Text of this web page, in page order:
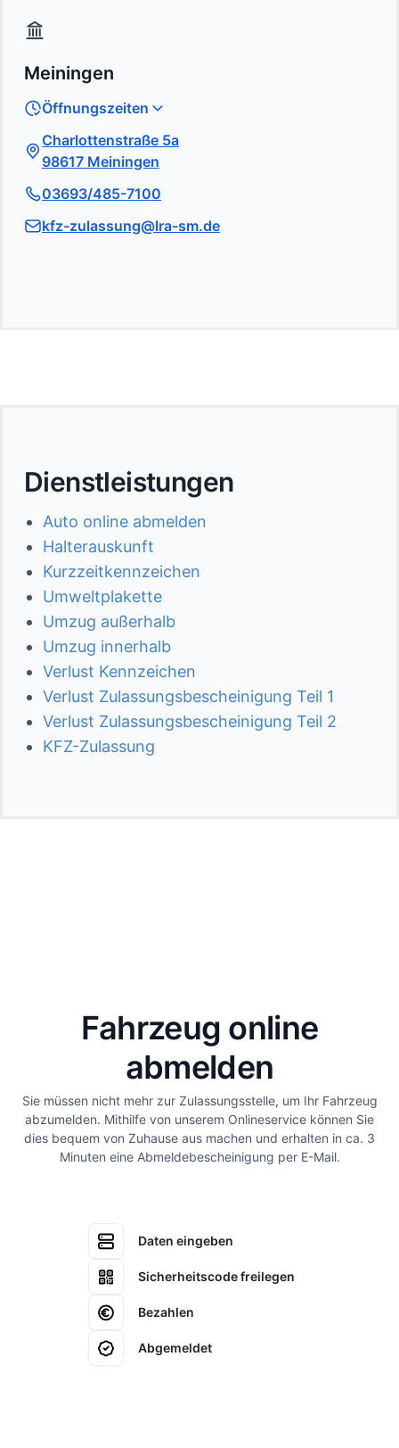
Meiningen
Öffnungszeiten
Charlottenstraße 5a
98617 Meiningen
03693/485-7100
kfz-zulassung@lra-sm.de
Dienstleistungen
Auto online abmelden
Halterauskunft
Kurzzeitkennzeichen
Umweltplakette
Umzug außerhalb
Umzug innerhalb
Verlust Kennzeichen
Verlust Zulassungsbescheinigung Teil 1
Verlust Zulassungsbescheinigung Teil 2
KFZ-Zulassung
Fahrzeug online
abmelden
Sie müssen nicht mehr zur Zulassungsstelle, um Ihr Fahrzeug
abzumelden. Mithilfe von unserem Onlineservice können Sie
dies bequem von Zuhause aus machen und erhalten in ca. 3
Minuten eine Abmeldebescheinigung per E-Mail.
Daten eingeben
Sicherheitscode freilegen
Bezahlen
Abgemeldet